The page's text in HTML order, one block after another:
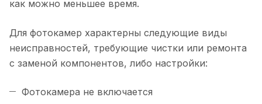
как можно меньшее время.
Для фотокамер характерны следующие виды
неисправностей, требующие чистки или ремонта
с заменой компонентов, либо настройки:
Фотокамера не включается